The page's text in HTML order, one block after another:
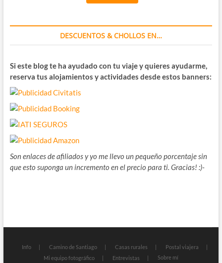
DESCUENTOS & CHOLLOS EN…
Si este blog te ha ayudado con tu viaje y quieres ayudarme,
reserva tus alojamientos y actividades desde estos banners:
Son enlaces de afiliados y yo me llevo un pequeño porcentaje sin
que esto suponga un incremento en el precio para ti. Gracias! :)-
Info Camino de Santiago Casas rurales
Postal viajera
Mi equipo fotográfico
Entrevistas Sobre mí